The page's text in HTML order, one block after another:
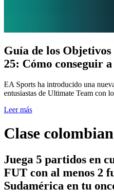
Guía de los
25: Cómo conseguir
EA Sports ha introducido una
entusiastas de Ultimate Team con
Leer más
Clase
Juega 5 partidos en
FUT con al menos 2
Sudamérica en tu